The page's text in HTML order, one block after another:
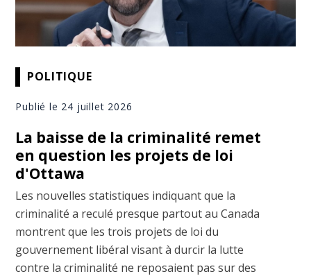
POLITIQUE
Publié le 24 juillet 2026
La baisse de la criminalité remet
en question les projets de loi
d'Ottawa
Les nouvelles statistiques indiquant que la
criminalité a reculé presque partout au Canada
montrent que les trois projets de loi du
gouvernement libéral visant à durcir la lutte
contre la criminalité ne reposaient pas sur des